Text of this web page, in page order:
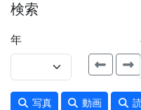
検索
年
写真 動画